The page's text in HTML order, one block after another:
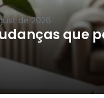
de 2026
que